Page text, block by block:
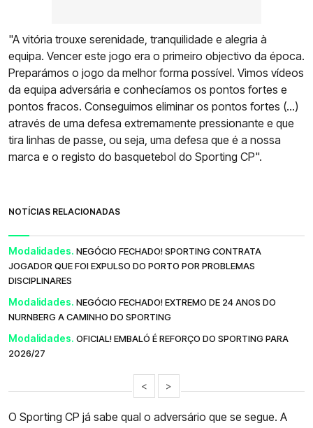
"A vitória trouxe serenidade, tranquilidade e alegria à
equipa. Vencer este jogo era o primeiro objectivo da época.
Preparámos o jogo da melhor forma possível. Vimos vídeos
da equipa adversária e conhecíamos os pontos fortes e
pontos fracos. Conseguimos eliminar os pontos fortes (...)
através de uma defesa extremamente pressionante e que
tira linhas de passe, ou seja, uma defesa que é a nossa
marca e o registo do basquetebol do Sporting CP".
NOTÍCIAS RELACIONADAS
Modalidades. NEGÓCIO FECHADO! SPORTING CONTRATA
JOGADOR QUE FOI EXPULSO DO PORTO POR PROBLEMAS
DISCIPLINARES
Modalidades. NEGÓCIO FECHADO! EXTREMO DE 24 ANOS DO
NURNBERG A CAMINHO DO SPORTING
Modalidades. OFICIAL! EMBALÓ É REFORÇO DO SPORTING PARA
2026/27
< >
O Sporting CP já sabe qual o adversário que se segue. A